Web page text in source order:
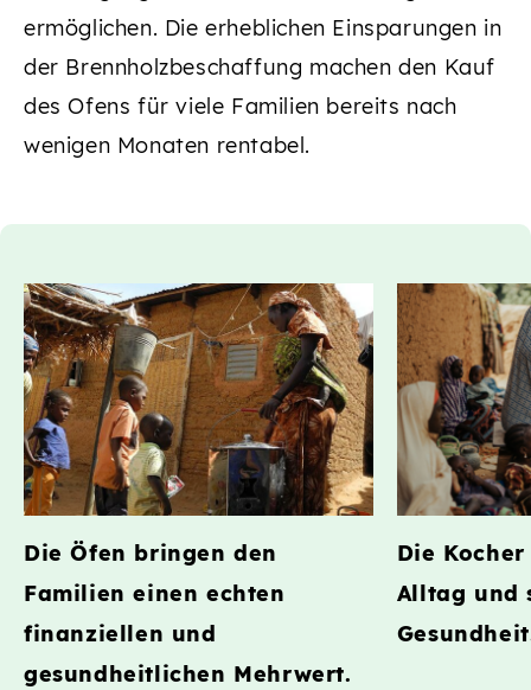
ermöglichen. Die erheblichen Einsparungen in
der Brennholzbeschaffung machen den Kauf
des Ofens für viele Familien bereits nach
wenigen Monaten rentabel.
Die Öfen bringen den
Familien einen echten
finanziellen und
gesundheitlichen Mehrwert.
Die
Alltag und